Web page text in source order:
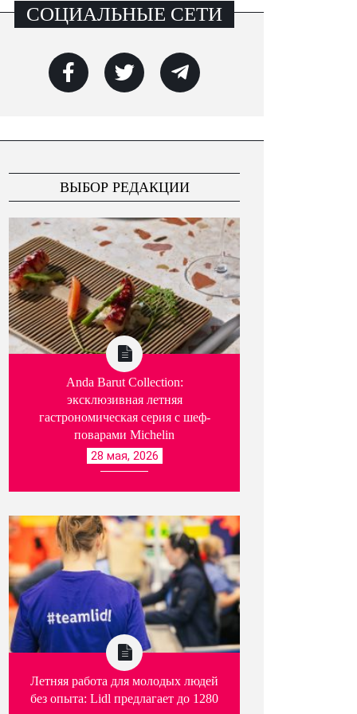
СОЦИАЛЬНЫЕ СЕТИ
ВЫБОР РЕДАКЦИИ
Anda Barut Collection:
эксклюзивная летняя
гастрономическая серия с шеф-
поварами Michelin
28 мая, 2026
Летняя работа для молодых людей
без опыта: Lidl предлагает до 1280